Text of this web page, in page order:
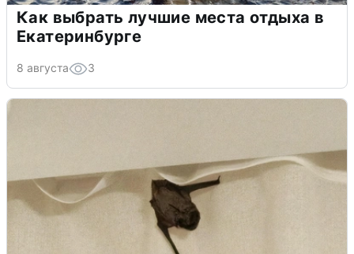
Как выбрать лучшие места отдыха в
Екатеринбурге
8 августа 3